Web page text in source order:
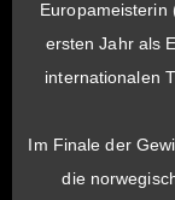
Europameisterin
ersten Jahr als
internationalen
Im Finale der
die